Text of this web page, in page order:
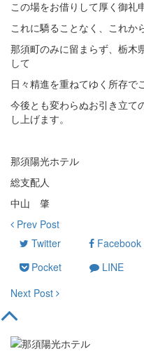
この場をお借りして厚く御礼
これに驕ることなく、これか
那須町のみに留まらず、栃木
して
日々精進を重ねてゆく所存で
今後とも変わらぬお引き立て
し上げます。
那須陽光ホテル
総支配人
中山 肇
Prev Post
Twitter
Facebook
Pocket
LINE
Next Post